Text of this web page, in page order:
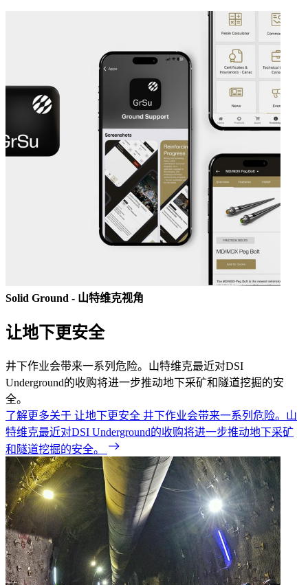
Solid Ground - 山特维克视角
让地下更安全
井下作业会带来一系列危险。山特维克最近对DSI
Underground的收购将进一步推动地下采矿和隧道挖掘的安
全。
了解更多关于 让地下更安全 井下作业会带来一系列危险。山
特维克最近对DSI Underground的收购将进一步推动地下采矿
和隧道挖掘的安全。